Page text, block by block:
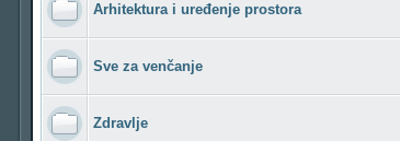
Arhitektura i uređenje prostora
Sve za venčanje
Zdravlje